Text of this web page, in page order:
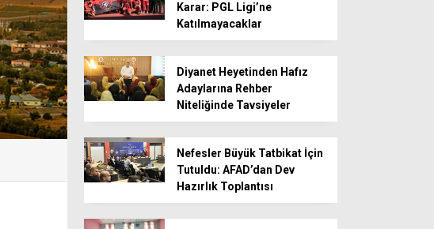
Karar: PGL Ligi’ne
Katılmayacaklar
Diyanet Heyetinden Hafız
Adaylarına Rehber
Niteliğinde Tavsiyeler
Nefesler Büyük Tatbikat İçin
Tutuldu: AFAD’dan Dev
Hazırlık Toplantısı